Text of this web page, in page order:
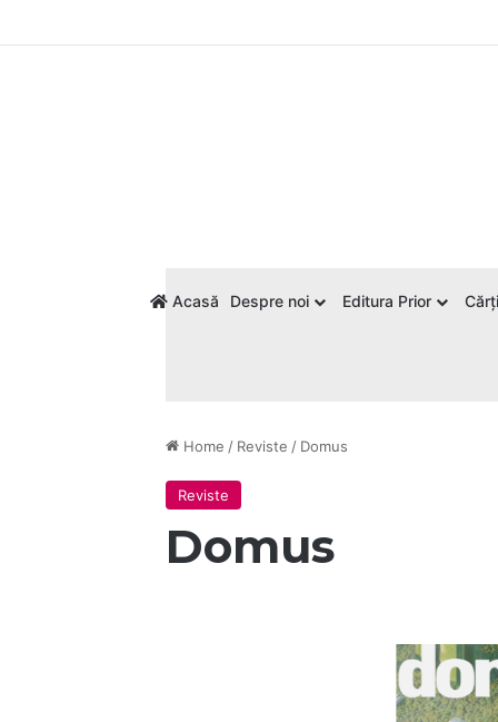
Acasă Despre noi Editura Prior
Home / Reviste / Domus
Reviste
Domus